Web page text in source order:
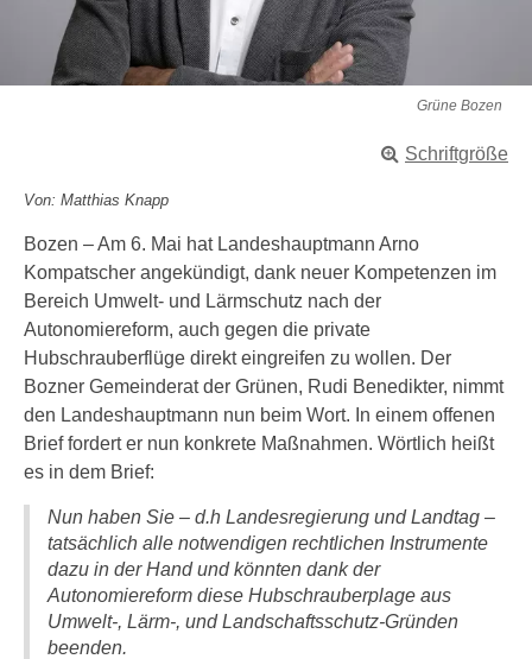
Grüne Bozen
Schriftgröße
Von: Matthias Knapp
Bozen – Am 6. Mai hat Landeshauptmann Arno
Kompatscher angekündigt, dank neuer Kompetenzen im
Bereich Umwelt- und Lärmschutz nach der
Autonomiereform, auch gegen die private
Hubschrauberflüge direkt eingreifen zu wollen. Der
Bozner Gemeinderat der Grünen, Rudi Benedikter, nimmt
den Landeshauptmann nun beim Wort. In einem offenen
Brief fordert er nun konkrete Maßnahmen. Wörtlich heißt
es in dem Brief:
Nun haben Sie – d.h Landesregierung und Landtag –
tatsächlich alle notwendigen rechtlichen Instrumente
dazu in der Hand und könnten dank der
Autonomiereform diese Hubschrauberplage aus
Umwelt-, Lärm-, und Landschaftsschutz-Gründen
beenden.